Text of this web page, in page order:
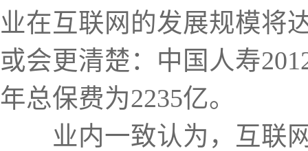
业在互联网的发展规模将
或会更清楚：中国人寿
年总保费为2235亿。
业内一致认为，互联网